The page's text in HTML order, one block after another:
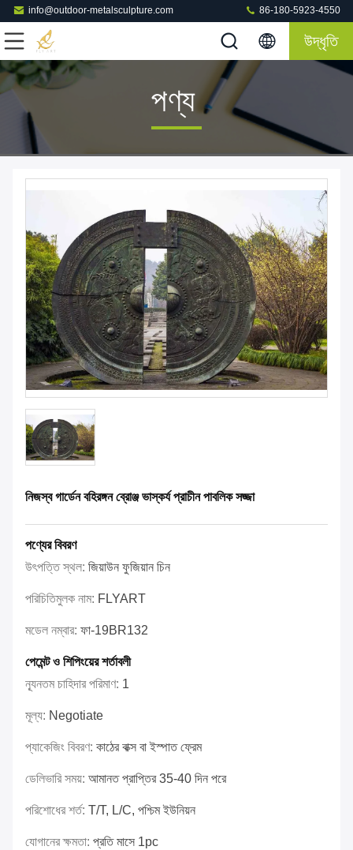
info@outdoor-metalsculpture.com 86-180-5923-4550
উদ্ধৃতি
পণ্য
নিজস্ব গার্ডেন বহিরঙ্গন ব্রোঞ্জ ভাস্কর্য প্রাচীন পাবলিক সজ্জা
পণ্যের বিবরণ
উৎপত্তি স্থল: জিয়াউন ফুজিয়ান চিন
পরিচিতিমুলক নাম: FLYART
মডেল নম্বার: ফা-19BR132
পেমেন্ট ও শিপিংয়ের শর্তাবলী
ন্যূনতম চাহিদার পরিমাণ: 1
মূল্য: Negotiate
প্যাকেজিং বিবরণ: কাঠের বাক্স বা ইস্পাত ফ্রেম
ডেলিভারি সময়: আমানত প্রাপ্তির 35-40 দিন পরে
পরিশোধের শর্ত: T/T, L/C, পশ্চিম ইউনিয়ন
যোগানের ক্ষমতা: প্রতি মাসে 1pc